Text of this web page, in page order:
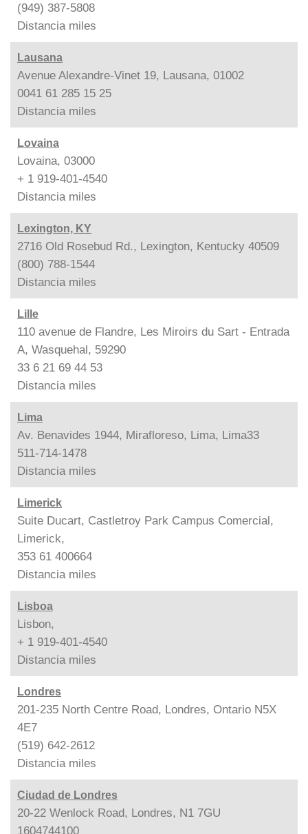
(949) 387-5808
Distancia miles
Lausana
Avenue Alexandre-Vinet 19, Lausana, 01002
0041 61 285 15 25
Distancia miles
Lovaina
Lovaina, 03000
+ 1 919-401-4540
Distancia miles
Lexington, KY
2716 Old Rosebud Rd., Lexington, Kentucky 40509
(800) 788-1544
Distancia miles
Lille
110 avenue de Flandre, Les Miroirs du Sart - Entrada
A, Wasquehal, 59290
33 6 21 69 44 53
Distancia miles
Lima
Av. Benavides 1944, Mirafloreso, Lima, Lima33
511-714-1478
Distancia miles
Limerick
Suite Ducart, Castletroy Park Campus Comercial,
Limerick,
353 61 400664
Distancia miles
Lisboa
Lisbon,
+ 1 919-401-4540
Distancia miles
Londres
201-235 North Centre Road, Londres, Ontario N5X
4E7
(519) 642-2612
Distancia miles
Ciudad de Londres
20-22 Wenlock Road, Londres, N1 7GU
1604744100